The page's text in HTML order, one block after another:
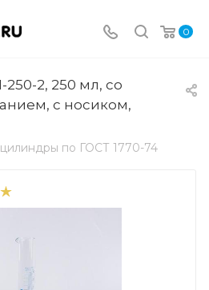
0
2, 250 мл, со
с носиком,
по ГОСТ 1770-74